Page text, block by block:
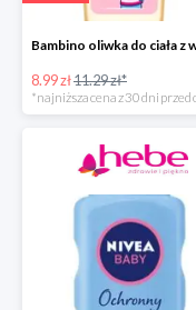
8.99 zł11.29 zł*